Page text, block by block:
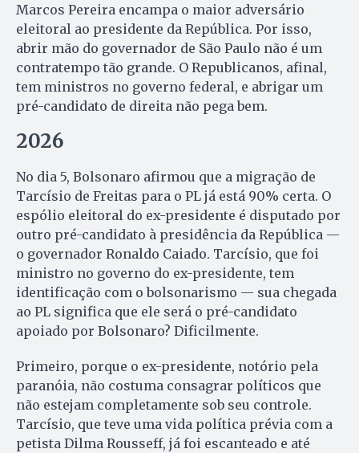
Marcos Pereira encampa o maior adversário
eleitoral ao presidente da República. Por isso,
abrir mão do governador de São Paulo não é um
contratempo tão grande. O Republicanos, afinal,
tem ministros no governo federal, e abrigar um
pré-candidato de direita não pega bem.
2026
No dia 5, Bolsonaro afirmou que a migração de
Tarcísio de Freitas para o PL já está 90% certa. O
espólio eleitoral do ex-presidente é disputado por
outro pré-candidato à presidência da República —
o governador Ronaldo Caiado. Tarcísio, que foi
ministro no governo do ex-presidente, tem
identificação com o bolsonarismo — sua chegada
ao PL significa que ele será o pré-candidato
apoiado por Bolsonaro? Dificilmente.
Primeiro, porque o ex-presidente, notório pela
paranóia, não costuma consagrar políticos que
não estejam completamente sob seu controle.
Tarcísio, que teve uma vida política prévia com a
petista Dilma Rousseff, já foi escanteado e até